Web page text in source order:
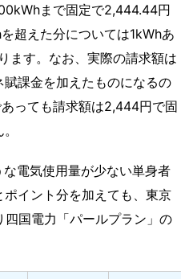
まで固定で2,444.44円
超えた分については1kWhあ
ます。なお、実際の請求額は
課金を加えたものになるの
っても請求額は2,444円で固
電気使用量が少ない単身者
イント分を加えても、東京
四国電力「パールプラン」の